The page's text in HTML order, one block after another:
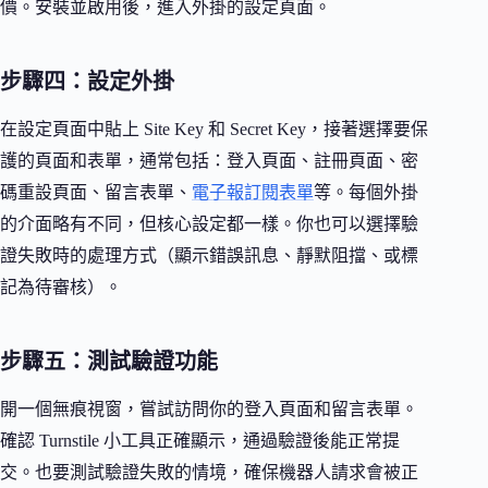
價。安裝並啟用後，進入外掛的設定頁面。
步驟四：設定外掛
在設定頁面中貼上 Site Key 和 Secret Key，接著選擇要保
護的頁面和表單，通常包括：登入頁面、註冊頁面、密
碼重設頁面、留言表單、 電子報訂閱表單等。每個外掛
的介面略有不同，但核心設定都一樣。你也可以選擇驗
證失敗時的處理方式（顯示錯誤訊息、靜默阻擋、或標
記為待審核）。
步驟五：測試驗證功能
開一個無痕視窗，嘗試訪問你的登入頁面和留言表單。
確認 Turnstile 小工具正確顯示，通過驗證後能正常提
交。也要測試驗證失敗的情境，確保機器人請求會被正